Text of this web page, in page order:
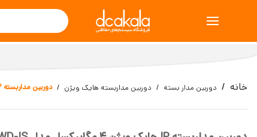
خانه دوربین مدار بسته دوربین مداربسته هایک ویژن دوربین مداربسته IP هایک ویژن 4 مگاپیکسل مدل DS-2CD2542FWD-IS